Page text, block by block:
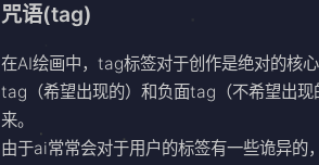
咒语(tag)
在AI绘画中，tag标签对于创作是绝对的核
tag（希望出现的）和负面tag（不希望出
来。
由于ai常常会对于用户的标签有一些诡异的